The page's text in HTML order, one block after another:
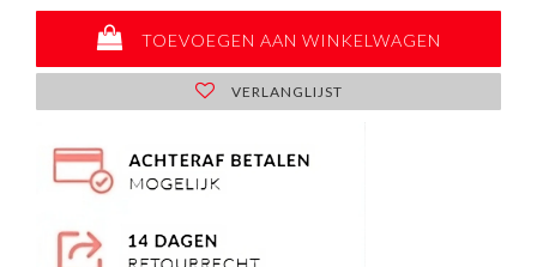
TOEVOEGEN AAN WINKELWAGEN
VERLANGLIJST